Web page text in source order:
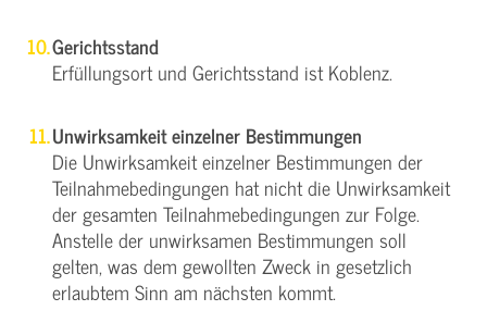
Gerichtsstand
Erfüllungsort und Gerichtsstand ist Koblenz.
Unwirksamkeit einzelner Bestimmungen
Die Unwirksamkeit einzelner Bestimmungen der
Teilnahmebedingungen hat nicht die Unwirksamkeit
der gesamten Teilnahmebedingungen zur Folge.
Anstelle der unwirksamen Bestimmungen soll
gelten, was dem gewollten Zweck in gesetzlich
erlaubtem Sinn am nächsten kommt.